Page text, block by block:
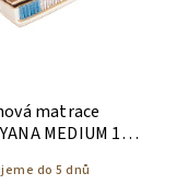
matrace
MEDIUM 140
do 5 dnů